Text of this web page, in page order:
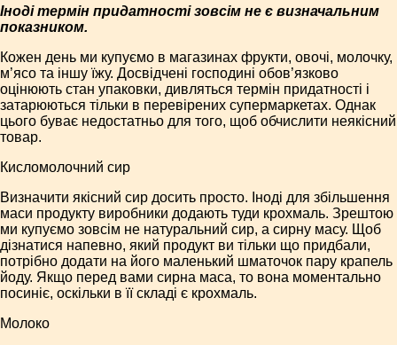
Іноді термін придатності зовсім не є визначальним
показником.
Кожен день ми купуємо в магазинах фрукти, овочі, молочку,
м’ясо та іншу їжу. Досвідчені господині обов’язково
оцінюють стан упаковки, дивляться термін придатності і
затарюються тільки в перевірених супермаркетах. Однак
цього буває недостатньо для того, щоб обчислити неякісний
товар.
Кисломолочний сир
Визначити якісний сир досить просто. Іноді для збільшення
маси продукту виробники додають туди крохмаль. Зрештою
ми купуємо зовсім не натуральний сир, а сирну масу. Щоб
дізнатися напевно, який продукт ви тільки що придбали,
потрібно додати на його маленький шматочок пару крапель
йоду. Якщо перед вами сирна маса, то вона моментально
посиніє, оскільки в її складі є крохмаль.
Молоко